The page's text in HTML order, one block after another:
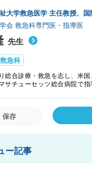
大学救急医学 主任教授、
会 救急科専門医・指導医
先生
救急科
総合診療・救急を志し、米
サチューセッツ総合病院で
任。後進の育成にも力を注ぐ
保存
ー記事